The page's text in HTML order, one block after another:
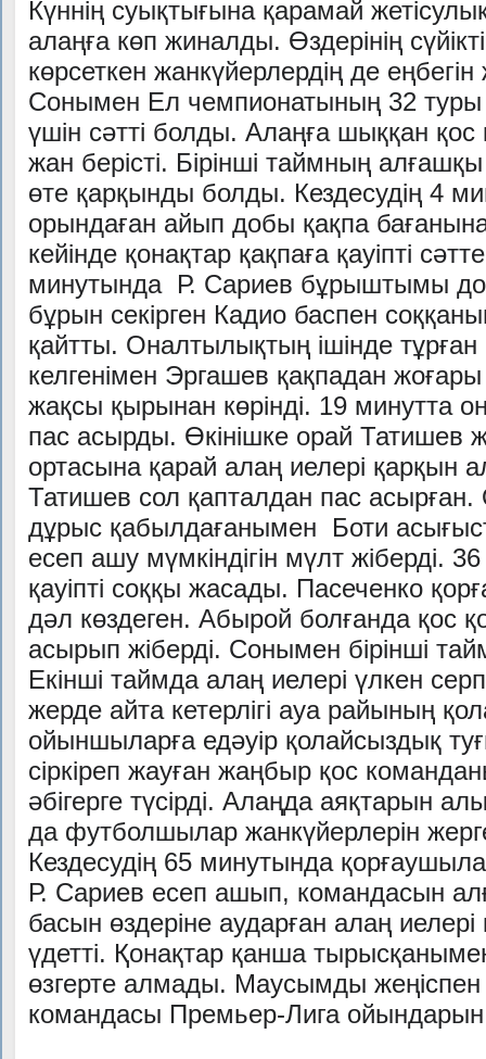
Күннің суықтығына қарамай
алаңға көп жиналды. Өздерінің
көрсеткен жанкүйерлердің де
Сонымен Ел чемпионатының 32 туры
үшін сәтті болды. Алаңға шыққан
жан берісті. Бірінші таймның
өте қарқынды болды. Кездесудің 4
орындаған айып добы қақпа
кейінде қонақтар қақпаға қауіпті
минутында Р. Сариев бұрыштымы
бұрын секірген Кадио баспен
қайтты. Оналтылықтың ішінде
келгенімен Эргашев қақпадан
жақсы қырынан көрінді. 19 минутта
пас асырды. Өкінішке орай Татишев
ортасына қарай алаң иелері қарқын
Татишев сол қапталдан пас
дұрыс қабылдағанымен Боти
есеп ашу мүмкіндігін мүлт жіберді.
қауіпті соққы жасады. Пасеченко
дәл көздеген. Абырой болғанда қос
асырып жіберді. Сонымен бірінші
Екінші таймда алаң иелері үлкен
жерде айта кетерлігі ауа райының
ойыншыларға едәуір қолайсыздық
сіркіреп жауған жаңбыр қос
әбігерге түсірді. Алаңда аяқтарын
да футболшылар жанкүйерлерін
Кездесудің 65 минутында
Р. Сариев есеп ашып, командасын
басын өздеріне аударған алаң
үдетті. Қонақтар қанша
өзгерте алмады. Маусымды жеңіспен
командасы Премьер-Лига